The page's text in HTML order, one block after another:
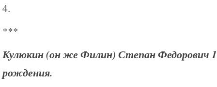
4.
***
Кулюкин (он же Филин) Степан Федорович
рождения.